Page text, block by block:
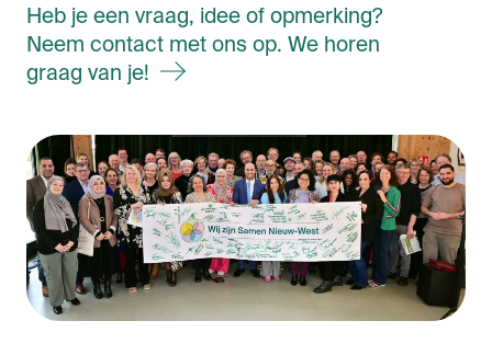
Heb je een vraag, idee of opmerking?
Neem contact met ons op. We horen
graag van je!